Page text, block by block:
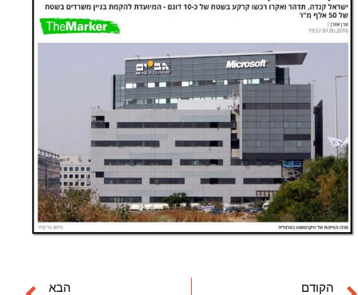
הקודם הבא